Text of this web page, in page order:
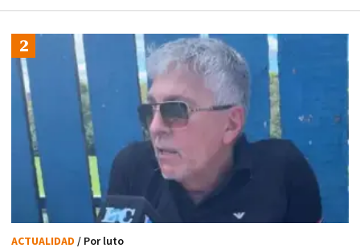
ACTUALIDAD / Por luto